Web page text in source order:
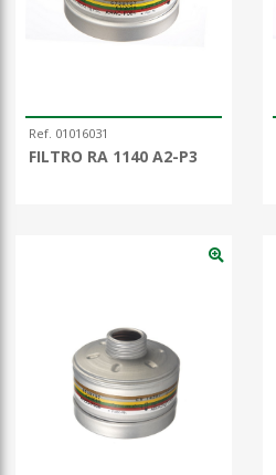
Ref. 01016031
FILTRO RA 1140 A2-P3